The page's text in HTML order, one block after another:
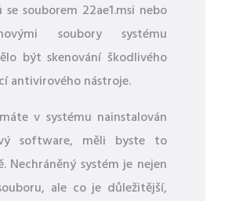
souborem 22ae1.msi nebo
soubory systému
být skenování škodlivého
antivirového nástroje.
v systému nainstalován
software, měli byste to
Nechráněný systém je nejen
ale co je důležitější,